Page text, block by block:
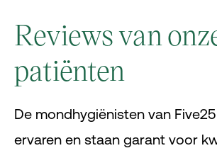
Reviews van
patiënten
De mondhygiënisten van
ervaren en staan garant voor